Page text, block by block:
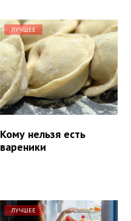
ЛУЧШЕЕ
Кому нельзя есть
вареники
ЛУЧШЕЕ